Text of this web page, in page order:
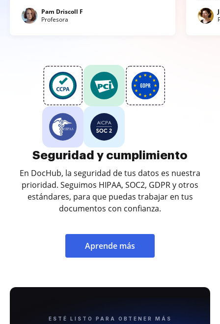
Pam Driscoll F
Profesora
Seguridad y cumplimiento
En DocHub, la seguridad de tus datos es nuestra
prioridad. Seguimos HIPAA, SOC2, GDPR y otros
estándares, para que puedas trabajar en tus
documentos con confianza.
Aprende más
ESTÉ LISTO PARA OBTENER MÁS